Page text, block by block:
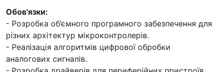
Обов'язки:
- Розробка об’ємного програмного забезпечення для
різних архітектур мікроконтролерів.
- Реалізація алгоритмів цифрової обробки
аналогових сигналів.